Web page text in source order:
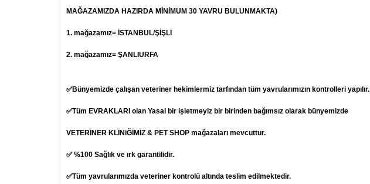
MAĞAZAMIZDA HAZIRDA MİNİMUM 30 YAVRU BULUNMAKTA)
1. mağazamız= İSTANBUL/ŞİŞLİ
2. mağazamız= ŞANLIURFA
✅Bünyemizde çalışan veteriner hekimlermiz tarfından tüm yavrularımızın kontrolleri yapılır.
✅Tüm EVRAKLARI olan Yasal bir işletmeyiz bir birinden bağımsız olarak bünyemizde
VETERİNER KLİNiĞİMİZ & PET SHOP mağazaları mevcuttur.
✅ %100 Sağlık ve ırk garantilidir.
✅Tüm yavrularımızda veteriner kontrolü altında teslim edilmektedir.